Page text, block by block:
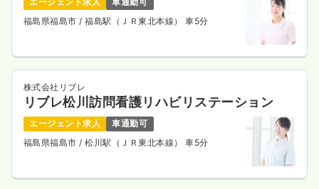
日勤のみ（パート） 一時募集休止
時間 9:00～12:00
時給1,500円以上可
気になる 詳細を見る
福島県福島市 / 福島駅（ＪＲ東北本線） 車5分
株式会社リブレ
リブレ松川訪問看護リハビリステーション
エージェント求人
車通勤可
福島県福島市 / 松川駅（ＪＲ東北本線） 車5分